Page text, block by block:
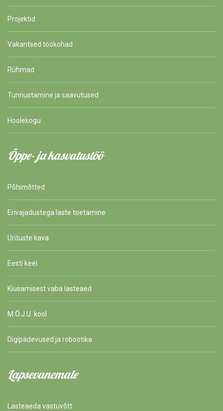
Projektid
Vakantsed töökohad
Rühmad
Tunnustamine ja saavutused
Hoolekogu
Õppe- ja kasvatustöö
Põhimõtted
Erivajadustega laste toetamine
Ürituste kava
Eesti keel
Kiusamisest vaba lasteaed
M.Õ.J.U. kool
Digipädevused ja robootika
Lapsevanemale
Lasteaeda vastuvõtt